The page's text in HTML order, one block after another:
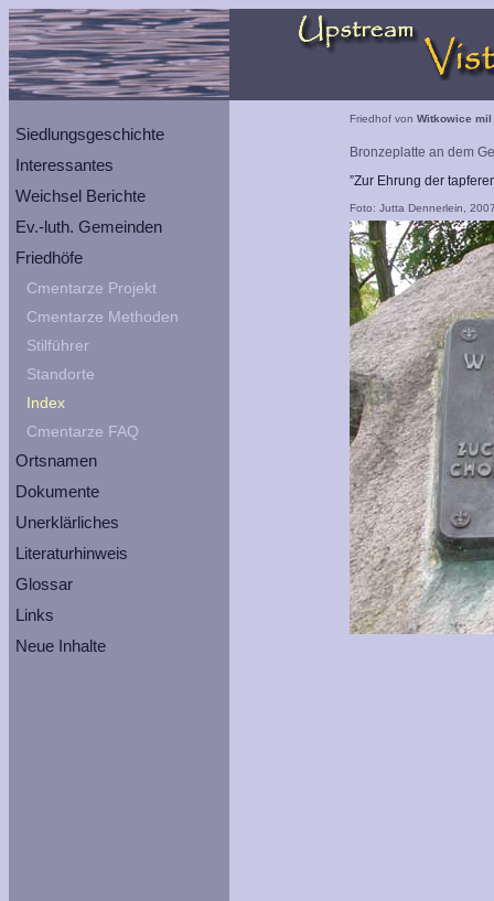
Siedlungsgeschichte
Interessantes
Weichsel Berichte
Ev.-luth. Gemeinden
Friedhöfe
Cmentarze Projekt
Cmentarze Methoden
Stilführer
Standorte
Index
Cmentarze FAQ
Ortsnamen
Dokumente
Unerklärliches
Literaturhinweis
Glossar
Links
Neue Inhalte
Friedhof von Witkowice mil
Bronzeplatte an dem
”Zur Ehrung der
Foto: Jutta Dennerlein,